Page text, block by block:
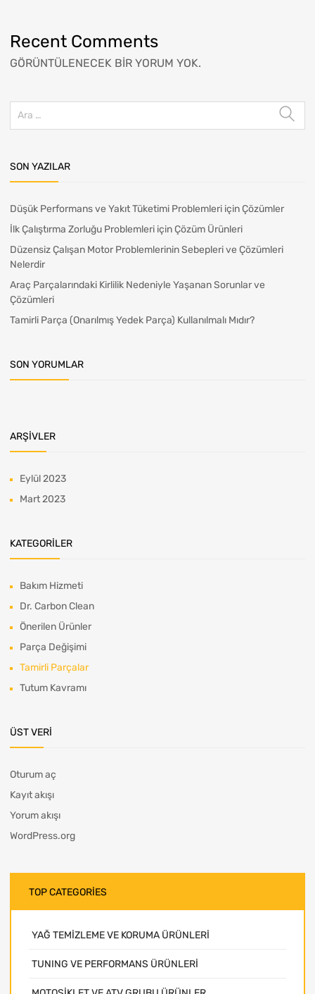
Recent Comments
GÖRÜNTÜLENECEK BIR YORUM YOK.
SON YAZILAR
Düşük Performans ve Yakıt Tüketimi Problemleri için Çözümler
İlk Çalıştırma Zorluğu Problemleri için Çözüm Ürünleri
Düzensiz Çalışan Motor Problemlerinin Sebepleri ve Çözümleri
Nelerdir
Araç Parçalarındaki Kirlilik Nedeniyle Yaşanan Sorunlar ve
Çözümleri
Tamirli Parça (Onarılmış Yedek Parça) Kullanılmalı Mıdır?
SON YORUMLAR
ARŞIVLER
Eylül 2023
Mart 2023
KATEGORILER
Bakım Hizmeti
Dr. Carbon Clean
Önerilen Ürünler
Parça Değişimi
Tamirli Parçalar
Tutum Kavramı
ÜST VERI
Oturum aç
Kayıt akışı
Yorum akışı
WordPress.org
TOP CATEGORIES
YAĞ TEMİZLEME VE KORUMA ÜRÜNLERİ
TUNING VE PERFORMANS ÜRÜNLERİ